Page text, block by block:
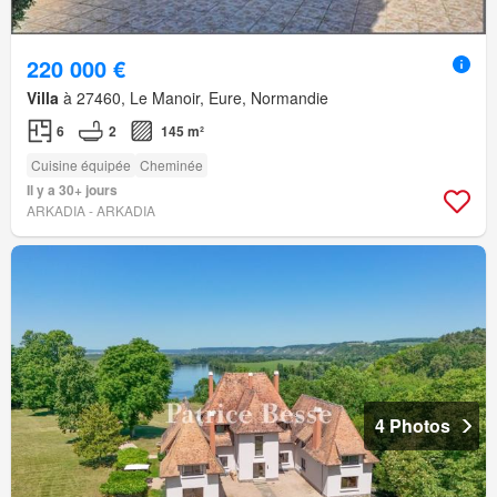
220 000 €
Villa à 27460, Le Manoir, Eure, Normandie
6 2 145 m²
Cuisine équipée Cheminée
Il y a 30+ jours
ARKADIA - ARKADIA
4 Photos